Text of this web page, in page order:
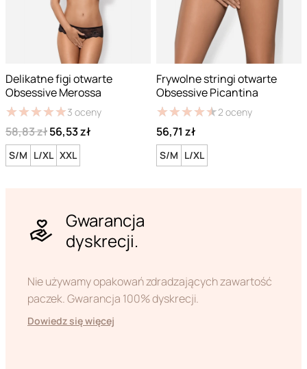
Delikatne figi otwarte
Obsessive Merossa
★★★★★
★★★★★3 oceny
58,83 zł56,53 zł
S/M L/XL XXL
Frywolne stringi otwarte
Obsessive Picantina
★★★★★
★★★★★2 oceny
56,71 zł
S/M L/XL
Gwarancja
dyskrecji.
Nie używamy opakowań zdradzających zawartość
paczek. Gwarancja 100% dyskrecji.
Dowiedz się więcej